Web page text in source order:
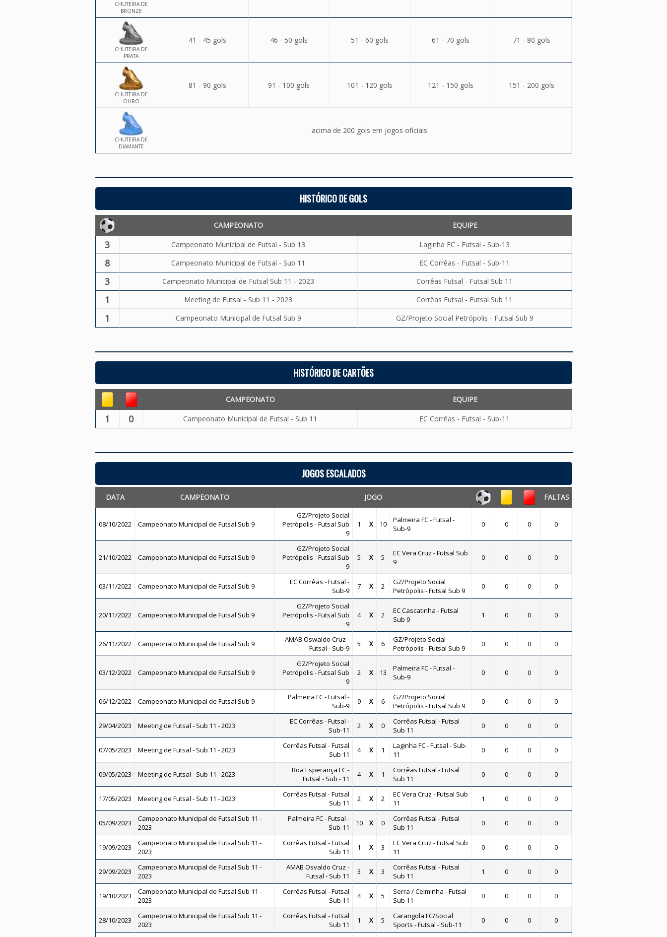
CHUTEIRA DE
BRONZE
CHUTEIRA DE
PRATA
41 - 45 gols 46 - 50 gols 51 - 60 gols 61 - 70 gols 71 - 80 gols
CHUTEIRA DE
OURO
81 - 90 gols 91 - 100 gols 101 - 120 gols 121 - 150 gols 151 - 200 gols
CHUTEIRA DE
DIAMANTE
acima de 200 gols em jogos oficiais
HISTÓRICO DE GOLS
CAMPEONATO EQUIPE
3 Campeonato Municipal de Futsal - Sub 13 Laginha FC - Futsal - Sub-13
8 Campeonato Municipal de Futsal - Sub 11 EC Corrêas - Futsal - Sub-11
3 Campeonato Municipal de Futsal Sub 11 - 2023 Corrêas Futsal - Futsal Sub 11
1 Meeting de Futsal - Sub 11 - 2023 Corrêas Futsal - Futsal Sub 11
1 Campeonato Municipal de Futsal Sub 9 GZ/Projeto Social Petrópolis - Futsal Sub 9
HISTÓRICO DE CARTÕES
CAMPEONATO EQUIPE
1 0 Campeonato Municipal de Futsal - Sub 11 EC Corrêas - Futsal - Sub-11
JOGOS ESCALADOS
DATA CAMPEONATO JOGO FALTAS
08/10/2022 Campeonato Municipal de Futsal Sub 9
GZ/Projeto Social
Petrópolis - Futsal Sub
9
1 X 10
Palmeira FC - Futsal -
Sub-9
0 0 0 0
21/10/2022 Campeonato Municipal de Futsal Sub 9
GZ/Projeto Social
Petrópolis - Futsal Sub
9
5 X 5
EC Vera Cruz - Futsal Sub
9
0 0 0 0
03/11/2022 Campeonato Municipal de Futsal Sub 9
EC Corrêas - Futsal -
Sub-9
7 X 2
GZ/Projeto Social
Petrópolis - Futsal Sub 9
0 0 0 0
20/11/2022 Campeonato Municipal de Futsal Sub 9
GZ/Projeto Social
Petrópolis - Futsal Sub
9
4 X 2
EC Cascatinha - Futsal
Sub 9
1 0 0 0
26/11/2022 Campeonato Municipal de Futsal Sub 9
AMAB Oswaldo Cruz -
Futsal - Sub-9
5 X 6
GZ/Projeto Social
Petrópolis - Futsal Sub 9
0 0 0 0
03/12/2022 Campeonato Municipal de Futsal Sub 9
GZ/Projeto Social
Petrópolis - Futsal Sub
9
2 X 13
Palmeira FC - Futsal -
Sub-9
0 0 0 0
06/12/2022 Campeonato Municipal de Futsal Sub 9
Palmeira FC - Futsal -
Sub-9
9 X 6
GZ/Projeto Social
Petrópolis - Futsal Sub 9
0 0 0 0
29/04/2023 Meeting de Futsal - Sub 11 - 2023
EC Corrêas - Futsal -
Sub-11
2 X 0
Corrêas Futsal - Futsal
Sub 11
0 0 0 0
07/05/2023 Meeting de Futsal - Sub 11 - 2023
Corrêas Futsal - Futsal
Sub 11
4 X 1
Laginha FC - Futsal - Sub-
11
0 0 0 0
09/05/2023 Meeting de Futsal - Sub 11 - 2023
Boa Esperança FC -
Futsal - Sub - 11
4 X 1
Corrêas Futsal - Futsal
Sub 11
0 0 0 0
17/05/2023 Meeting de Futsal - Sub 11 - 2023
Corrêas Futsal - Futsal
Sub 11
2 X 2
EC Vera Cruz - Futsal Sub
11
1 0 0 0
05/09/2023
Campeonato Municipal de Futsal Sub 11 -
2023
Palmeira FC - Futsal -
Sub-11
10 X 0
Corrêas Futsal - Futsal
Sub 11
0 0 0 0
19/09/2023
Campeonato Municipal de Futsal Sub 11 -
2023
Corrêas Futsal - Futsal
Sub 11
1 X 3
EC Vera Cruz - Futsal Sub
11
0 0 0 0
29/09/2023
Campeonato Municipal de Futsal Sub 11 -
2023
AMAB Osvaldo Cruz -
Futsal - Sub 11
3 X 3
Corrêas Futsal - Futsal
Sub 11
1 0 0 0
19/10/2023
Campeonato Municipal de Futsal Sub 11 -
2023
Corrêas Futsal - Futsal
Sub 11
4 X 5
Serra / Celminha - Futsal
Sub 11
0 0 0 0
28/10/2023
Campeonato Municipal de Futsal Sub 11 -
2023
Corrêas Futsal - Futsal
Sub 11
1 X 5
Carangola FC/Social
Sports - Futsal - Sub-11
0 0 0 0